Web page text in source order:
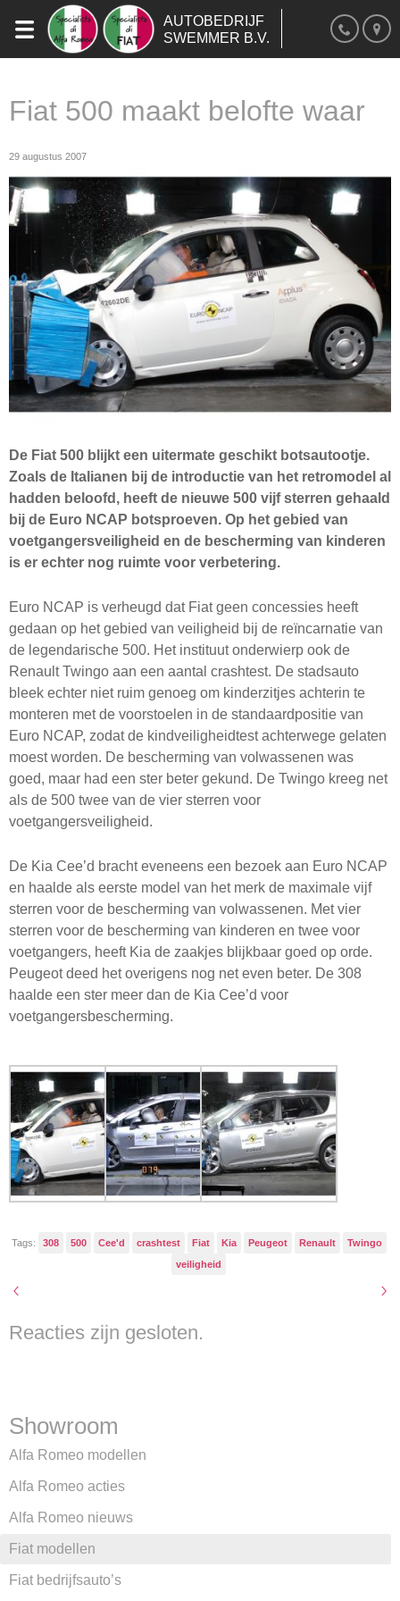
AUTOBEDRIJF
SWEMMER B.V.
Fiat 500 maakt belofte waar
29 augustus 2007
De Fiat 500 blijkt een uitermate geschikt botsautootje.
Zoals de Italianen bij de introductie van het retromodel al
hadden beloofd, heeft de nieuwe 500 vijf sterren gehaald
bij de Euro NCAP botsproeven. Op het gebied van
voetgangersveiligheid en de bescherming van kinderen
is er echter nog ruimte voor verbetering.
Euro NCAP is verheugd dat Fiat geen concessies heeft
gedaan op het gebied van veiligheid bij de reïncarnatie van
de legendarische 500. Het instituut onderwierp ook de
Renault Twingo aan een aantal crashtest. De stadsauto
bleek echter niet ruim genoeg om kinderzitjes achterin te
monteren met de voorstoelen in de standaardpositie van
Euro NCAP, zodat de kindveiligheidtest achterwege gelaten
moest worden. De bescherming van volwassenen was
goed, maar had een ster beter gekund. De Twingo kreeg net
als de 500 twee van de vier sterren voor
voetgangersveiligheid.
De Kia Cee’d bracht eveneens een bezoek aan Euro NCAP
en haalde als eerste model van het merk de maximale vijf
sterren voor de bescherming van volwassenen. Met vier
sterren voor de bescherming van kinderen en twee voor
voetgangers, heeft Kia de zaakjes blijkbaar goed op orde.
Peugeot deed het overigens nog net even beter. De 308
haalde een ster meer dan de Kia Cee’d voor
voetgangersbescherming.
Tags: 308 500 Cee'd crashtest Fiat Kia Peugeot Renault
Twingo
veiligheid
Reacties zijn gesloten.
Showroom
Alfa Romeo modellen
Alfa Romeo acties
Alfa Romeo nieuws
Fiat modellen
Fiat bedrijfsauto’s